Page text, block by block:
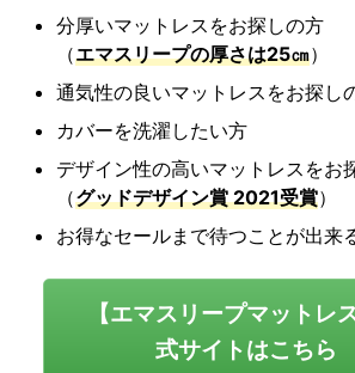
分厚いマットレスをお探しの方
（エマスリープの厚さは25㎝）
通気性の良いマットレスをお探し
カバーを洗濯したい方
デザイン性の高いマットレスをお
（グッドデザイン賞 2021受賞）
お得なセールまで待つことが出来
【エマスリープマットレ
式サイトはこちら